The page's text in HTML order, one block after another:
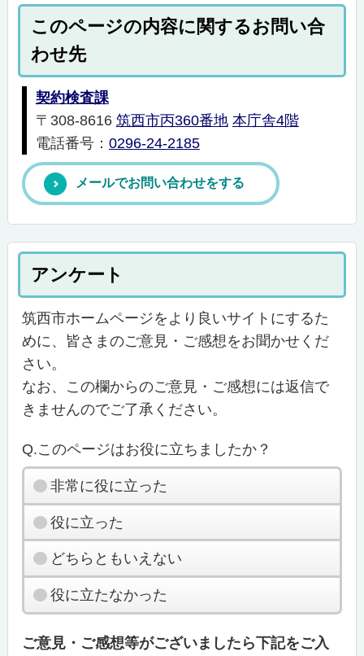
このページの内容に関するお問い合
わせ先
契約検査課
〒308-8616 筑西市丙360番地 本庁舎4階
電話番号： 0296-24-2185
メールでお問い合わせをする
アンケート
筑西市ホームページをより良いサイトにするた
めに、皆さまのご意見・ご感想をお聞かせくだ
さい。
なお、この欄からのご意見・ご感想には返信で
きませんのでご了承ください。
Q.このページはお役に立ちましたか？
非常に役に立った
役に立った
どちらともいえない
役に立たなかった
ご意見・ご感想等がございましたら下記をご入